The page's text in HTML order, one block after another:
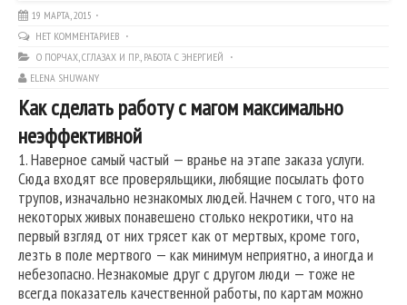
19 МАРТА, 2015
НЕТ КОММЕНТАРИЕВ
О ПОРЧАХ, СГЛАЗАХ И ПР., РАБОТА С ЭНЕРГИЕЙ
ELENA SHUWANY
Как сделать работу с магом максимально
неэффективной
1. Наверное самый частый — вранье на этапе заказа услуги.
Сюда входят все проверяльщики, любящие посылать фото
трупов, изначально незнакомых людей. Начнем с того, что на
некоторых живых понавешено столько некротики, что на
первый взгляд от них трясет как от мертвых, кроме того,
лезть в поле мертвого — как минимум неприятно, а иногда и
небезопасно. Незнакомые друг с другом люди — тоже не
всегда показатель качественной работы, по картам можно